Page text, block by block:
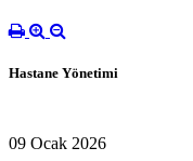
Hastane Yönetimi
09 Ocak 2026